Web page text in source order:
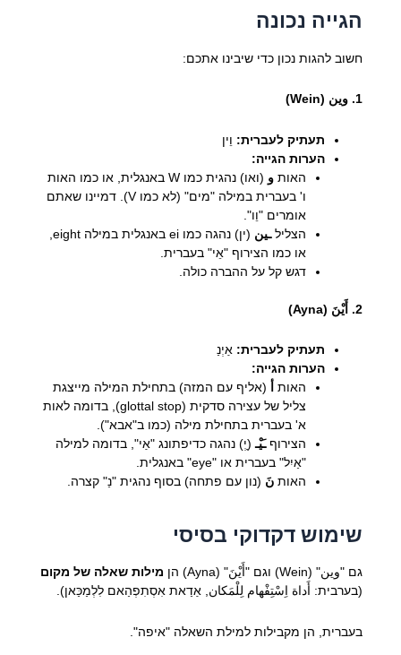
הגייה נכונה
חשוב להגות נכון כדי שיבינו אתכם:
1. وين (Wein)
תעתיק לעברית: וֵין
הערות הגייה:
האות و
(ואו) נהגית כמו W באנגלית, או כמו האות
ו' בעברית במילה "מים" (לא כמו V). דמיינו שאתם
אומרים "וֵו".
הצלילـين
(ין) נהגה כמו ei באנגלית במילה eight,
או כמו הצירוף "אֵי" בעברית.
דגש קל על ההברה כולה.
2. أَيْنَ (Ayna)
תעתיק לעברית: אַיְנַ
הערות הגייה:
האות
(אליף עם המזה) בתחילת המילה מייצגת
צליל של עצירה סדקית (glottal stop), בדומה לאות
א' בעברית בתחילת מילה (כמו ב"אבא").
הצירוףـَيْـ(ַיְ) נהגה כדיפתונג "אַי", בדומה למילה
"אַיִל" בעברית או "eye" באנגלית.
האות نَ (נון עם פתחה) בסוף נהגית "נַ" קצרה.
שימוש דקדוקי בסיסי
גם "وين" (Wein) וגם "أَيْنَ" (Ayna) הן
מילות שאלה של מקום
(בערבית: أَداة اِسْتِفْهام لِلْمَكان, אַדַאת אִסְתִפְהַאם לִלְמַכַּאן).
בעברית, הן מקבילות למילת השאלה "איפה".